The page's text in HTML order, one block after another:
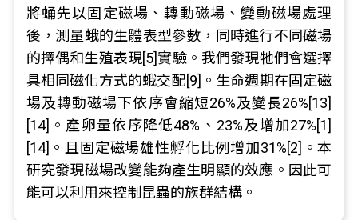
將蛹先以固定磁場、轉動磁場、變動磁場處理
後，測量蛾的生體表型參數，同時進行不同磁場
的擇偶和生殖表現[5]實驗。我們發現牠們會選擇
具相同磁化方式的蛾交配[9]。生命週期在固定磁
場及轉動磁場下依序會縮短26%及變長26%[13]
[14]。產卵量依序降低48%、23%及增加27%[1]
[14]。且固定磁場雄性孵化比例增加31%[2]。本
研究發現磁場改變能夠產生明顯的效應。因此可
能可以利用來控制昆蟲的族群結構。